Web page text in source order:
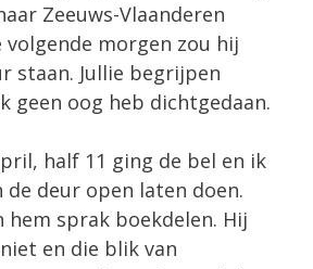
Zeeuws-Vlaanderen
volgende morgen zou hij
staan. Jullie begrijpen
geen oog heb dichtgedaan.
half 11 ging de bel en ik
de deur open laten doen.
hem sprak boekdelen. Hij
en die blik van